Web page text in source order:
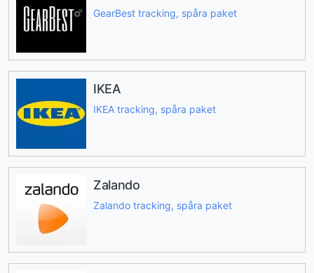
GearBest tracking, spåra paket
IKEA
IKEA tracking, spåra paket
Zalando
Zalando tracking, spåra paket